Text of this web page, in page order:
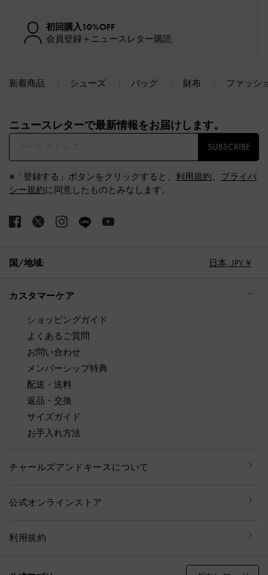
初回購入10%OFF
会員登録＋ニュースレター購読
新着商品 シューズ バッグ 財布 ファッシ
ニュースレターで最新情報をお届けします。​
SUBSCRIBE
※「登録する」ボタンをクリックすると、 利用規約、 プライバ
シー規約に同意したものとみなします。
国/地域: 日本, JPY ¥
カスタマーケア
ショッピングガイド
よくあるご質問
お問い合わせ
メンバーシップ特典
配送・送料
返品・交換
サイズガイド
お手入れ方法
チャールズアンドキースについて
公式オンラインストア
利用規約